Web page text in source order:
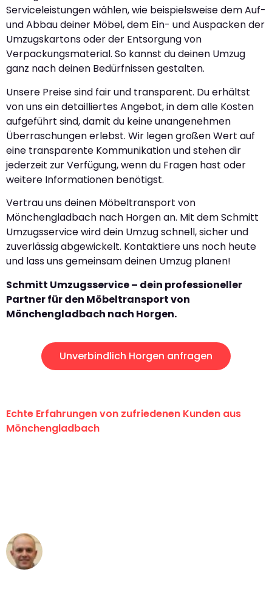
Serviceleistungen wählen, wie beispielsweise dem Auf-
und Abbau deiner Möbel, dem Ein- und Auspacken der
Umzugskartons oder der Entsorgung von
Verpackungsmaterial. So kannst du deinen Umzug
ganz nach deinen Bedürfnissen gestalten.
Unsere Preise sind fair und transparent. Du erhältst
von uns ein detailliertes Angebot, in dem alle Kosten
aufgeführt sind, damit du keine unangenehmen
Überraschungen erlebst. Wir legen großen Wert auf
eine transparente Kommunikation und stehen dir
jederzeit zur Verfügung, wenn du Fragen hast oder
weitere Informationen benötigst.
Vertrau uns deinen Möbeltransport von
Mönchengladbach nach Horgen an. Mit dem Schmitt
Umzugsservice wird dein Umzug schnell, sicher und
zuverlässig abgewickelt. Kontaktiere uns noch heute
und lass uns gemeinsam deinen Umzug planen!
Schmitt Umzugsservice – dein professioneller
Partner für den Möbeltransport von
Mönchengladbach nach Horgen.
Unverbindlich Horgen anfragen
Echte Erfahrungen von zufriedenen Kunden aus
Mönchengladbach